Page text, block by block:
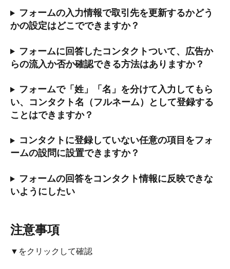
フォームの入力情報で取引先を更新するかどう
かの設定はどこでできますか？
フォームに回答したコンタクトついて、広告か
らの流入か否か確認できる方法はありますか？
フォームで「姓」「名」を分けて入力してもら
い、コンタクト名（フルネーム）として登録する
ことはできますか？
コンタクトに登録していない任意の項目をフォ
ームの設問に設置できますか？
フォームの回答をコンタクト情報に反映できな
いようにしたい
注意事項
▼をクリックして確認